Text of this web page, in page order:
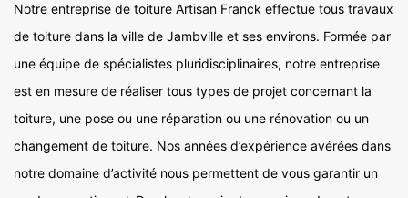
Notre entreprise de toiture Artisan Franck effectue tous travaux
de toiture dans la ville de Jambville et ses environs. Formée par
une équipe de spécialistes pluridisciplinaires, notre entreprise
est en mesure de réaliser tous types de projet concernant la
toiture, une pose ou une réparation ou une rénovation ou un
changement de toiture. Nos années d’expérience avérées dans
notre domaine d’activité nous permettent de vous garantir un